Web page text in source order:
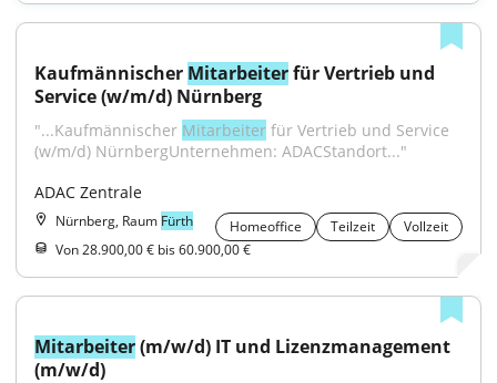
Kaufmännischer Mitarbeiter für Vertrieb und
Service (w/m/d) Nürnberg
"...Kaufmännischer Mitarbeiter für Vertrieb und Service
(w/m/d) NürnbergUnternehmen: ADACStandort..."
ADAC Zentrale
Nürnberg, Raum Fürth Homeoffice Teilzeit
Vollzeit
Von 28.900,00 € bis 60.900,00 €
Mitarbeiter (m/w/d) IT und Lizenzmanagement
(m/w/d)